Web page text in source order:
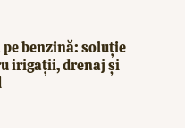
pe benzină: soluție
irigații, drenaj și